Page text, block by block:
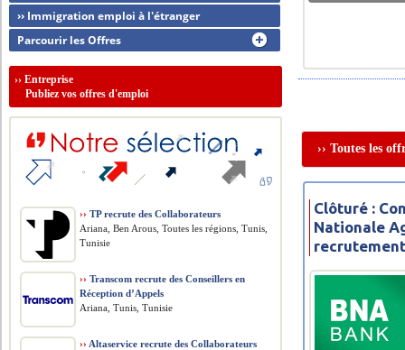
›› Toutes les
Clôturé :
Nationale
›› Immigration emploi à l'étranger
Parcourir les Offres
››Entreprise
Publiez vos offres d'emploi
›› TP recrute des Collaborateurs
Ariana, Ben Arous, Toutes les régions, Tunis,
Tunisie
›› Transcom recrute des Conseillers en
Réception d’Appels
Ariana, Tunis, Tunisie
›› Altaservice recrute des Collaborateurs